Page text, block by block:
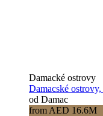
Damacké ostrovy
Damacské
od Damac
from AED 16.6M